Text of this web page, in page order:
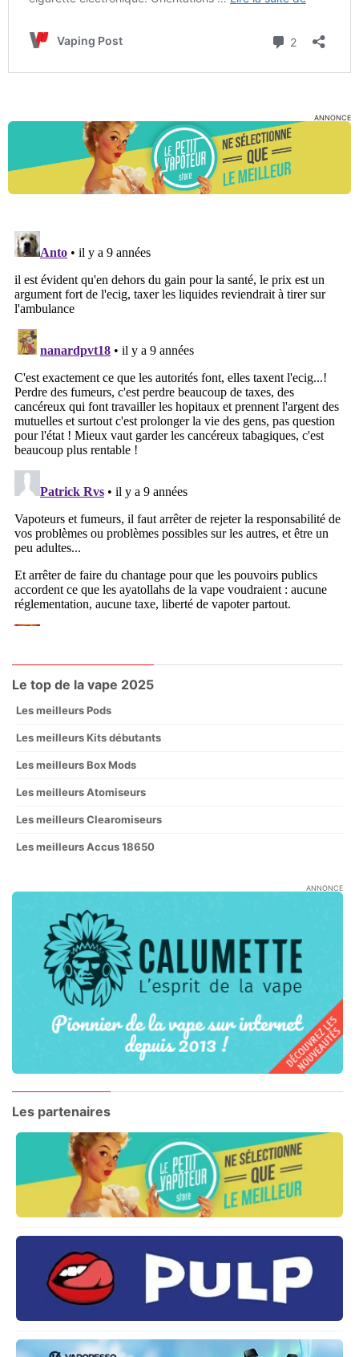
ANNONCE
Le top de la vape 2025
Les meilleurs Pods
Les meilleurs Kits débutants
Les meilleurs Box Mods
Les meilleurs Atomiseurs
Les meilleurs Clearomiseurs
Les meilleurs Accus 18650
ANNONCE
Les partenaires